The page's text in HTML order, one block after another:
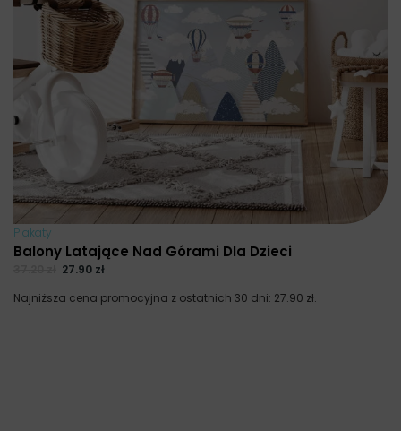
Plakaty
Balony Latające Nad Górami Dla Dzieci
27.90 zł
Najniższa cena promocyjna z ostatnich 30 dni: 27.90 zł.